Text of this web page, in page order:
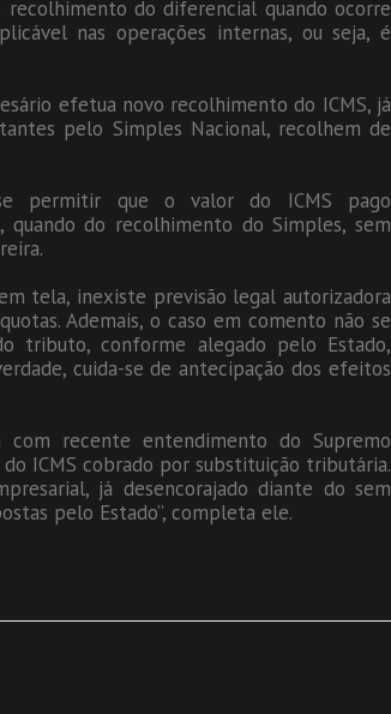
do diferencial quando ocorre
nas operações internas, ou seja, é
efetua novo recolhimento do ICMS, já
pelo Simples Nacional, recolhem de
permitir que o valor do ICMS pago
do recolhimento do Simples, sem
tela, inexiste previsão legal autorizadora
Ademais, o caso em comento não se
tributo, conforme alegado pelo Estado,
cuida-se de antecipação dos efeitos
com recente entendimento do Supremo
ICMS cobrado por substituição tributária.
já desencorajado diante do sem
pelo Estado”, completa ele.